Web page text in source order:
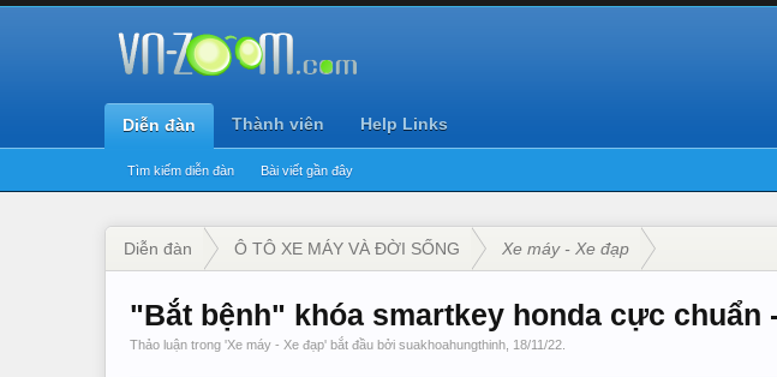
Diễn đàn
Tìm kiếm diễn đàn Bài viết gần đây
Thành viên Help Links
Diễn đàn Ô TÔ XE MÁY VÀ ĐỜI SỐNG Xe máy - Xe đạp
"Bắt bệnh" khóa smartkey honda cực chuẩn
Thảo luận trong 'Xe máy - Xe đạp' bắt đầu bởi suakhoahungthinh 18/11/22